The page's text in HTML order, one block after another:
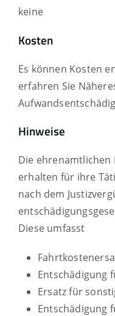
keine
Kosten
Es können Kosten
erfahren Sie
Hinweise
Die
erhalten für ihre
nach dem
Diese umfasst
Entschädigung
Ersatz für
Entschädigung